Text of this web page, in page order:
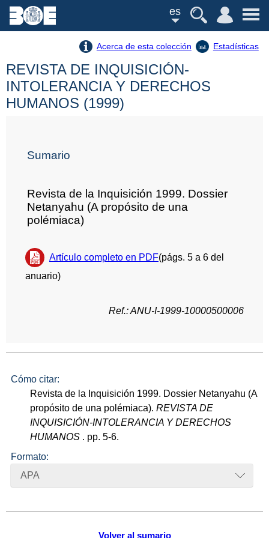
es
Acerca de esta colección Estadísticas
Volver al sumario
REVISTA DE INQUISICIÓN-
INTOLERANCIA Y DERECHOS
HUMANOS (1999)
Sumario
Revista de la Inquisición 1999. Dossier
Netanyahu (A propósito de una
polémiaca)
Artículo completo en PDF(págs. 5 a 6 del
anuario)
Ref.: ANU-I-1999-10000500006
Cómo citar:
Revista de la Inquisición 1999. Dossier Netanyahu (A
propósito de una polémiaca).REVISTA DE
INQUISICIÓN-INTOLERANCIA Y DERECHOS
HUMANOS . pp. 5-6.
Formato:
APA